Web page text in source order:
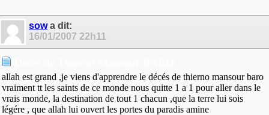
sowa dit:
16/01/2007 22h11
allah est grand ,je viens d'apprendre le décés de thierno mansour baro
vraiment tt les saints de ce monde nous quitte 1 a 1 pour aller dans le
vrais monde, la destination de tout 1 chacun ,que la terre lui sois
légére , que allah lui ouvert les portes du paradis amine